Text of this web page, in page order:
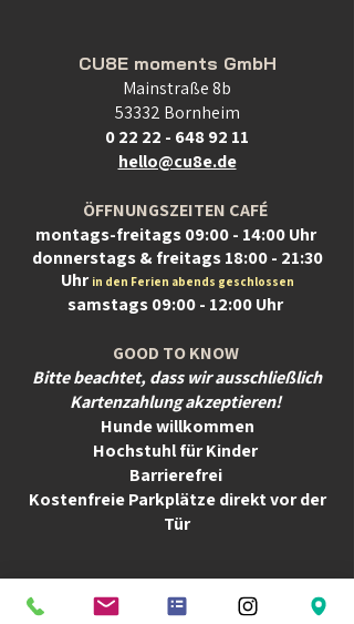
CU8E moments GmbH
Mainstraße 8b
53332 Bornheim
0 22 22 - 648 92 11
hello@cu8e.de
ÖFFNUNGSZEITEN CAFÉ
montags-freitags 09:00 - 14:00 Uhr
donnerstags & freitags 18:00 - 21:30
Uhr in den Ferien abends geschlossen
samstags 09:00 - 12:00 Uhr
GOOD TO KNOW
Bitte beachtet, dass wir ausschließlich
Kartenzahlung akzeptieren!
Hunde willkommen
Hochstuhl für Kinder
Barrierefrei
Kostenfreie Parkplätze direkt vor der
Tür